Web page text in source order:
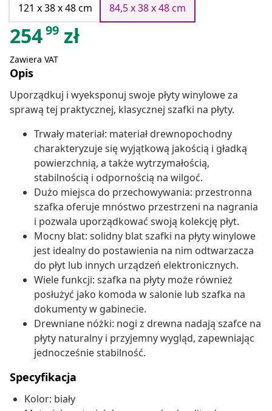
121 x 38 x 48 cm
84,5 x 38 x 48 cm
25499 zł
Zawiera VAT
Opis
Uporządkuj i wyeksponuj swoje płyty winylowe za
sprawą tej praktycznej, klasycznej szafki na płyty.
Trwały materiał: materiał drewnopochodny
charakteryzuje się wyjątkową jakością i gładką
powierzchnią, a także wytrzymałością,
stabilnością i odpornością na wilgoć.
Dużo miejsca do przechowywania: przestronna
szafka oferuje mnóstwo przestrzeni na nagrania
i pozwala uporządkować swoją kolekcję płyt.
Mocny blat: solidny blat szafki na płyty winylowe
jest idealny do postawienia na nim odtwarzacza
do płyt lub innych urządzeń elektronicznych.
Wiele funkcji: szafka na płyty może również
posłużyć jako komoda w salonie lub szafka na
dokumenty w gabinecie.
Drewniane nóżki: nogi z drewna nadają szafce na
płyty naturalny i przyjemny wygląd, zapewniając
jednocześnie stabilność.
Specyfikacja
Kolor: biały